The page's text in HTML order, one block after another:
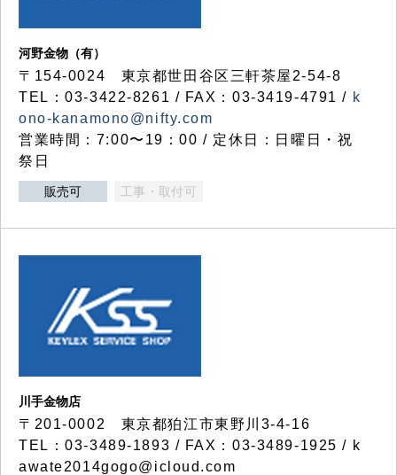
河野金物（有）
〒154-0024 東京都世田谷区三軒茶屋2-54-8
TEL：03-3422-8261 / FAX：03-3419-4791 / k
ono-kanamono@nifty.com
営業時間：7:00〜19：00 / 定休日：日曜日・祝
祭日
販売可 工事・取付可
川手金物店
〒201-0002 東京都狛江市東野川3-4-16
TEL：03-3489-1893 / FAX：03-3489-1925 / k
awate2014gogo@icloud.com